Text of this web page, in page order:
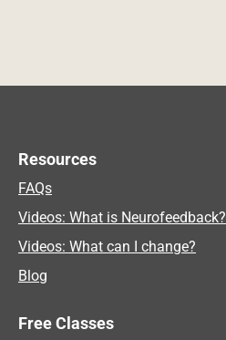
Resources
FAQs
Videos: What is Neurofeedback?
Videos: What can I change?
Blog
Free Classes